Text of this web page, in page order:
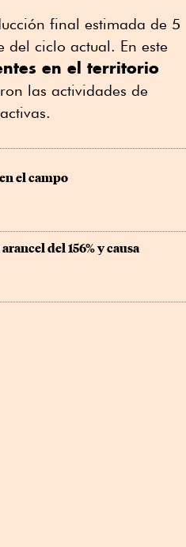
final estimada de 5
ciclo actual. En este
en el territorio
las actividades de
el campo
del 156% y causa